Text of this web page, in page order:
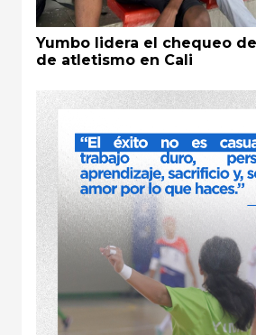
Yumbo lidera el chequeo
de atletismo en Cali